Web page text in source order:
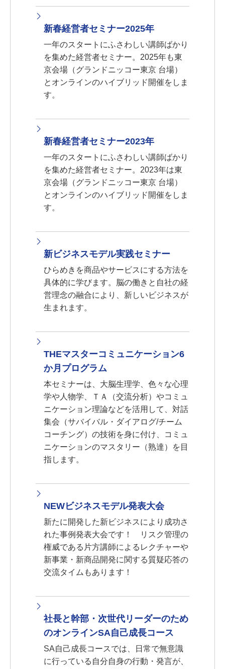
新春経営者セミナー2025年
一年のスタートにふさわしい講師ばかり
を集めた経営者セミナー。2025年も東
京会場（グランドニッコー東京 台場）
とオンラインのハイブリッド開催をしま
す。
新春経営者セミナー2023年
一年のスタートにふさわしい講師ばかり
を集めた経営者セミナー。2023年は東
京会場（グランドニッコー東京 台場）
とオンラインのハイブリッド開催をしま
す。
新ビジネスモデル実践セミナー
ひらめきを商品やサービスにする方法を
具体的に学びます。脳の働きと自社の経
営理念の融合により、新しいビジネスが
生まれます。
THEマスターコミュニケーション6
か月プログラム
本セミナーは、大脳生理学、色々な心理
学や人物学、ＴＡ（交流分析）やコミュ
ニケーション理論などを活用して、対話
集会（サバイバル・ダイアログ/チーム
コーチング）の技術を身に付け、コミュ
ニケーションのマスタリー（熟達）を目
指します。
NEWビジネスモデル発表大会
新たに開発した新ビジネスにより成功さ
れた事例発表大会です！ リスク管理の
権威である片方講師によるレクチャーや
新事業・新商品開発に関する質疑応答の
交流タイムもあります！
社長と幹部・次世代リーダーのため
のオンラインSA自己成長コース
SA自己成長コースでは、日常で無意識
に行っている自分自身の行動・発言が、